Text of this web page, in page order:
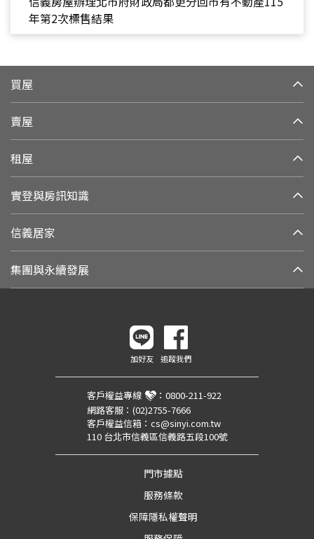
年第2次標售結果
買屋
賣屋
租屋
實登與房訊知識
信義居家
集團與永續發展
加好友 追蹤我們
客戶權益專線 ： 0800-211-922
網路客服： (02)2755-7666
客戶權益信箱： cs@sinyi.com.tw
110 台北市信義區信義路五段100號
門市據點
服務條款
保障隱私權聲明